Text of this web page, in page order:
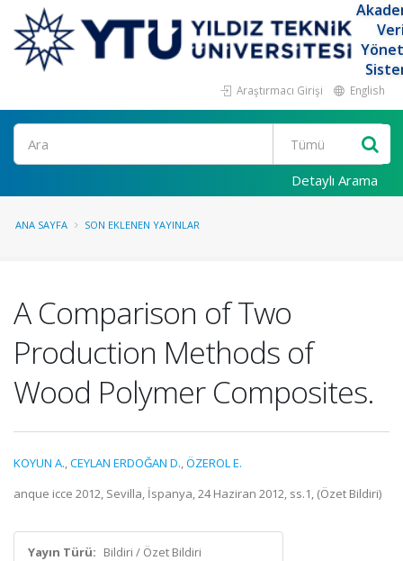
Araştırmacı Girişi English
Ara
Detaylı Arama
ANA SAYFA SON EKLENEN YAYINLAR
A Comparison of Two
Production Methods of
Wood Polymer Composites.
KOYUN A.,CEYLAN ERDOĞAN D.,ÖZEROL E.
anque icce 2012, Sevilla, İspanya, 24 Haziran 2012, ss.1, (Özet Bildiri)
Yayın Türü: Bildiri / Özet Bildiri